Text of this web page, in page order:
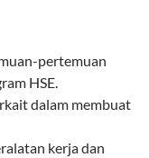
pertemuan
HSE.
dalam membuat
kerja dan